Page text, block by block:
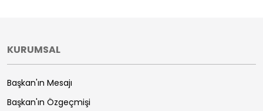
KURUMSAL
Başkan'ın Mesajı
Başkan'ın Özgeçmişi